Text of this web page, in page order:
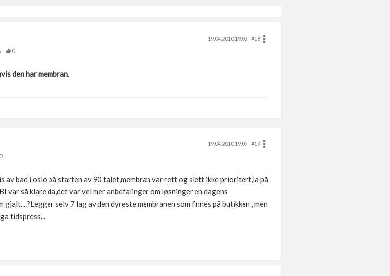
19.04.2010 19.03
#18
0
den har membran.
19.04.2010 19.09
#19
0
av bad i oslo på starten av 90 talet,membran var rett og slett ikke prioritert,la på
var så klare da,det var vel mer anbefalinger om løsninger en dagens
selv 7 lag av den dyreste membranen som finnes på butikken , men
tidspress...